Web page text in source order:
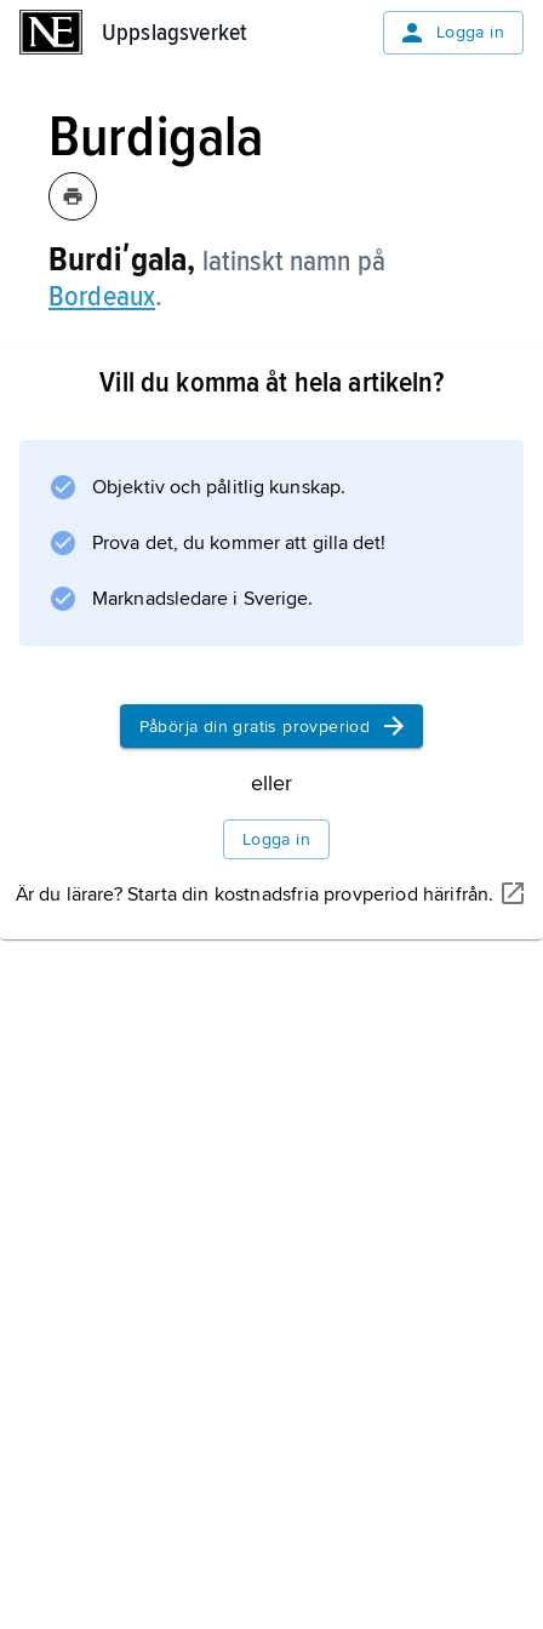
Uppslagsverket Logga in
Burdigala
Burdiʹgala, latinskt namn på
Bordeaux.
Vill du komma åt hela artikeln?
Objektiv och pålitlig kunskap.
Prova det, du kommer att gilla det!
Marknadsledare i Sverige.
Påbörja din gratis provperiod
eller
Logga in
Är du lärare? Starta din kostnadsfria provperiod härifrån.